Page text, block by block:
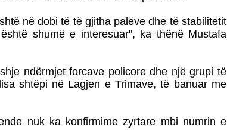
në dobi të të gjitha palëve dhe të stabilitetit
shumë e interesuar", ka thënë Mustafa
ndërmjet forcave policore dhe një grupi të
shtëpi në Lagjen e Trimave, të banuar me
nuk ka konfirmime zyrtare mbi numrin e